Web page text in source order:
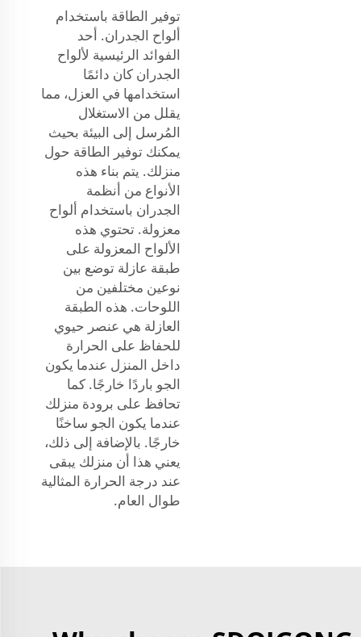
توفير الطاقة باستخدام
ألواح الجدران. أحد
الفوائد الرئيسية لألواح
الجدران كان دائمًا
استخدامها في العزل، مما
يقلل من الاستغلال
المُرسل إلى البيئة بحيث
يمكنك توفير الطاقة حول
منزلك. يتم بناء هذه
الأنواع من أنظمة
الجدران باستخدام ألواح
معزولة. تحتوي هذه
الألواح المعزولة على
طبقة عازلة توضع بين
نوعين مختلفين من
اللوحات. هذه الطبقة
العازلة هي عنصر حيوي
للحفاظ على الحرارة
داخل المنزل عندما يكون
الجو باردًا خارجًا. كما
تحافظ على برودة منزلك
عندما يكون الجو ساخنًا
خارجًا. بالإضافة إلى ذلك،
يعني هذا أن منزلك يبقى
عند درجة الحرارة المثالية
طوال العام.